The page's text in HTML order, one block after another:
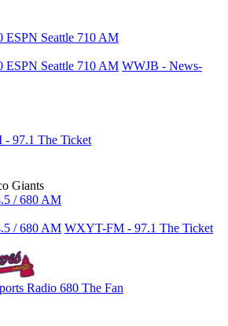
ESPN Seattle 710 AM
ESPN Seattle 710 AM WWJB - News-
97.1 The Ticket
Giants
/ 680 AM
/ 680 AM WXYT-FM - 97.1 The Ticket
Radio 680 The Fan